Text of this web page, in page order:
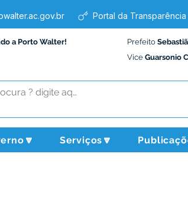
Portal da Transparência
a Porto Walter! Prefeito
Vice Guarsonio
Serviços🔽